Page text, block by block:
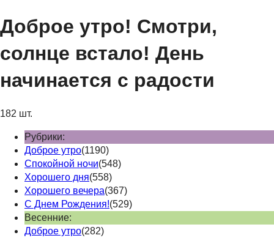
Доброе утро! Смотри,
солнце встало! День
начинается с радости
182 шт.
Рубрики:
Доброе утро(1190)
Спокойной ночи(548)
Хорошего дня(558)
Хорошего вечера(367)
С Днем Рождения!(529)
Весенние:
Доброе утро(282)